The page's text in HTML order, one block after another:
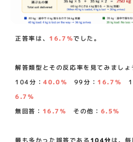
正答率は、 16.7％でした。
解答類型とその反応率を見てみましょ
104分：40.0％ 99分： 16.7％
6.7％
無回答： 16.7％ その他： 6.5％
最も多かった誤答である 104分